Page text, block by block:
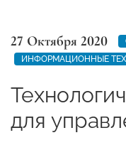
27 Октября 2020
ИНФОРМАЦИОННЫЕ
для